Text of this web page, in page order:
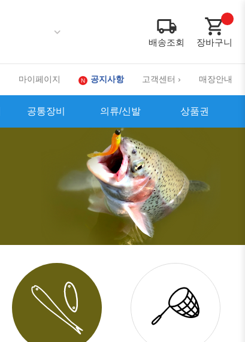
배송조회 장바구니
마이페이지 공지사항 고객센터 › 매장안내
공통장비 의류/신발 상품권